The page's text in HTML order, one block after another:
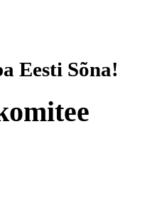
Eesti Sõna!